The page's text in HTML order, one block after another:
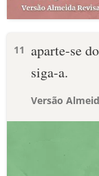
11 aparte-se
siga-a.
Versão